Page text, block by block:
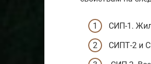
СИП-1.
СИПТ-2 и